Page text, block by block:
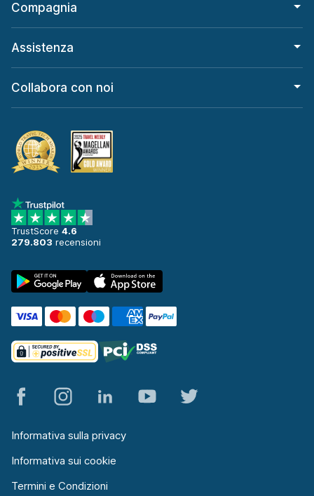
Compagnia
Assistenza
Collabora con noi
TrustScore 4.6
279.803 recensioni
Informativa sulla privacy
Informativa sui cookie
Termini e Condizioni